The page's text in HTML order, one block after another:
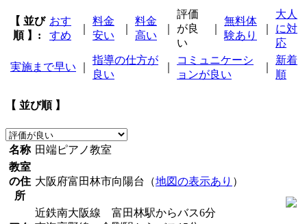
【 並び
順 】:
おす
すめ
料金
安い
料金
高い
評価
が良
い
無料体
験あり
大人
に対
応
実施まで早い
指導の仕方が
良い
コミュニケーシ
ョンが良い
新着
順
【 並び順 】
名称 田端ピアノ教室
教室
の住
所
大阪府富田林市向陽台（地図の表示あり ）
近鉄南大阪線 富田林駅からバス6分